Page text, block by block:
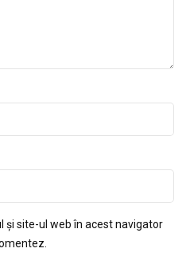
și site-ul web în acest navigator